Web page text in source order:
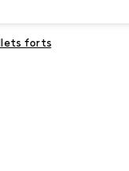
forts